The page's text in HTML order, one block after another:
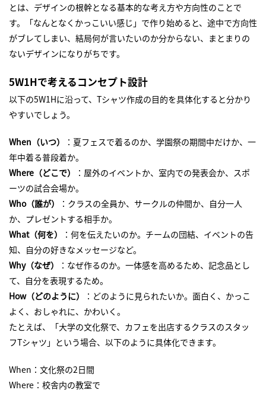
とは、デザインの根幹となる基本的な考え方や方向性のことで
す。「なんとなくかっこいい感じ」で作り始めると、途中で方向性
がブレてしまい、結局何が言いたいのか分からない、まとまりの
ないデザインになりがちです。
5W1Hで考えるコンセプト設計
以下の5W1Hに沿って、Tシャツ作成の目的を具体化すると分かり
やすいでしょう。
When（いつ）
：夏フェスで着るのか、学園祭の期間中だけか、一
年中着る普段着か。
Where（どこで）
：屋外のイベントか、室内での発表会か、スポ
ーツの試合会場か。
Who（誰が）
：クラスの全員か、サークルの仲間か、自分一人
か、プレゼントする相手か。
What（何を）
：何を伝えたいのか。チームの団結、イベントの告
知、自分の好きなメッセージなど。
Why（なぜ）
：なぜ作るのか。一体感を高めるため、記念品とし
て、自分を表現するため。
How（どのように）
：どのように見られたいか。面白く、かっこ
よく、おしゃれに、かわいく。
たとえば、「大学の文化祭で、カフェを出店するクラスのスタッ
フTシャツ」という場合、以下のように具体化できます。
When：文化祭の2日間
Where：校舎内の教室で